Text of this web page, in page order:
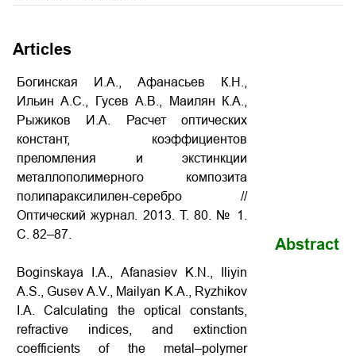
Articles
Богинская И.А., Афанасьев К.Н.,
Ильин А.С., Гусев А.В., Маилян К.А.,
Рыжиков И.А. Расчет оптических
констант, коэффициентов
преломления и экстинкции
металлополимерного композита
полипараксилилен-серебро //
Оптический журнал. 2013. Т. 80. № 1.
С. 82–87.
Boginskaya I.A., Afanasiev K.N., Iliyin
A.S., Gusev A.V., Mailyan K.A., Ryzhikov
I.A.Calculating the optical constants,
refractive indices, and extinction
coefficients of the metal–polymer
Abstract